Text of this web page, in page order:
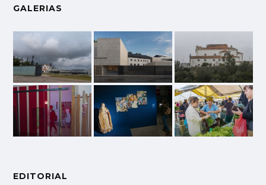
GALERIAS
EDITORIAL